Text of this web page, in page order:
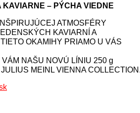
KAVIARNE – PÝCHA VIEDNE
ATMOSFÉRY
KAVIARNÍ A
OKAMIHY PRIAMO U VÁS
NAŠU NOVÚ LÍNIU 250 g
MEINL VIENNA